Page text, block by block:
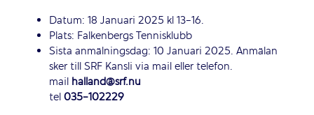
Datum: 18 Januari 2025 kl 13-16.
Plats: Falkenbergs Tennisklubb
Sista anmälningsdag: 10 Januari 2025. Anmälan
sker till SRF Kansli via mail eller telefon.
mail halland@srf.nu
tel035-102229